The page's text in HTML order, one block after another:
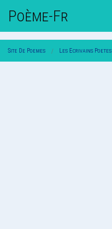
Poème-Fr
Site De Poemes Les Ecrivains Poetes